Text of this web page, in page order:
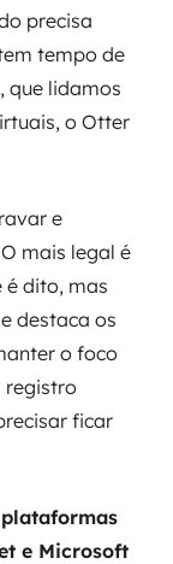
precisa
tempo de
que lidamos
o Otter
e
mais legal é
é dito, mas
destaca os
o foco
registro
ficar
e Microsoft